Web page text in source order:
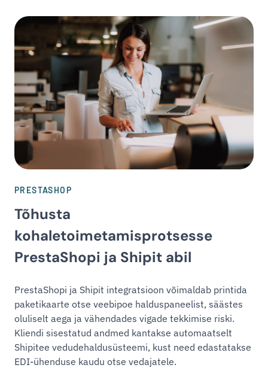
PRESTASHOP
Tõhusta
kohaletoimetamisprotsesse
PrestaShopi ja Shipit abil
PrestaShopi ja Shipit integratsioon võimaldab printida
paketikaarte otse veebipoe halduspaneelist, säästes
oluliselt aega ja vähendades vigade tekkimise riski.
Kliendi sisestatud andmed kantakse automaatselt
Shipitee vedudehaldusüsteemi, kust need edastatakse
EDI-ühenduse kaudu otse vedajatele.